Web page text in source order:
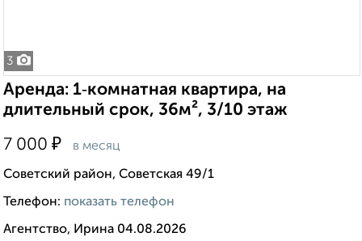
3
Аренда: 1‑комнатная квартира, на
длительный срок, 36м², 3/10 этаж
7 000 ₽ в месяц
Советский район, Советская 49/1
Телефон: показать телефон
Агентство, Ирина 04.08.2026